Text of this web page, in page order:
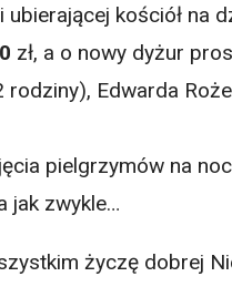
kościół na
zł, a o nowy dyżur
Edwarda
pielgrzymów na
jak zwykle…
życzę dobrej